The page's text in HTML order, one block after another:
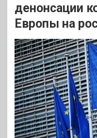
денонсации
Европы на